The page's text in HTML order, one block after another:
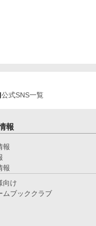
公式SNS一覧
報
報
報
向け
ムブッククラブ